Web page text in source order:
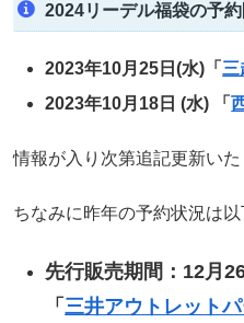
2024リーデル福袋の予
2023年10月25日(水)「 三
2023年10月18日 (水) 「
情報が入り次第追記更新いた
ちなみに昨年の予約状況は以
先行販売期間：12月
「 三井アウトレット